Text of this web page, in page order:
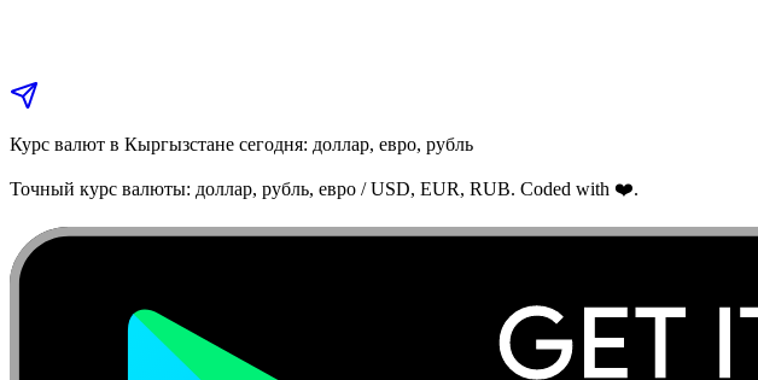
Курс валют в Кыргызстане сегодня: доллар, евро, рубль
Точный курс валюты: доллар, рубль, евро / USD, EUR, RUB. Coded with ❤️.